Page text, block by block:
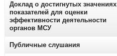
Доклад о достигнутых значениях
показателей для оценки
эффективности деятельности
органов МСУ
Публичные слушания